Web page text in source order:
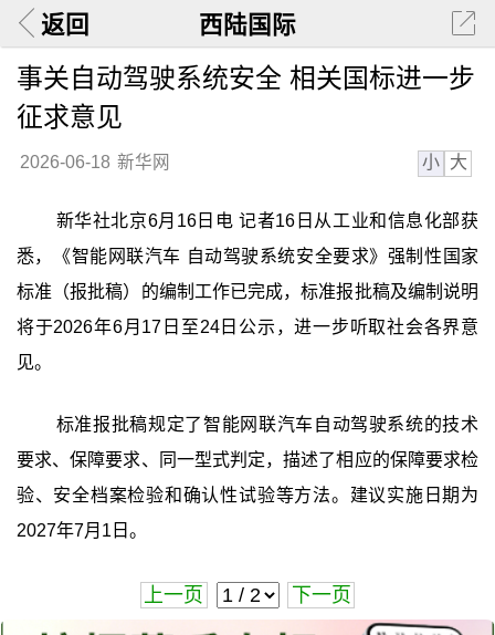
返回 西陆国际
事关自动驾驶系统安全 相关国标进一步
征求意见
2026-06-18 新华网 小 大
新华社北京6月16日电 记者16日从工业和信息化部获
悉，《智能网联汽车 自动驾驶系统安全要求》强制性国家
标准（报批稿）的编制工作已完成，标准报批稿及编制说明
将于2026年6月17日至24日公示，进一步听取社会各界意
见。
标准报批稿规定了智能网联汽车自动驾驶系统的技术
要求、保障要求、同一型式判定，描述了相应的保障要求检
验、安全档案检验和确认性试验等方法。建议实施日期为
2027年7月1日。
上一页 下一页